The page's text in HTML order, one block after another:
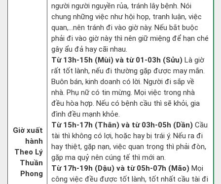
Giờ xuất
hành
Theo Lý
Thuần
Phong
người người nguyền rủa, tránh lây bệnh. Nói
chung những việc như hội họp, tranh luận, việc
quan,…nên tránh đi vào giờ này. Nếu bắt buộc
phải đi vào giờ này thì nên giữ miệng để hạn ché
gây ẩu đả hay cãi nhau.
Từ 13h-15h (Mùi) và từ 01-03h (Sửu) Là giờ
rất tốt lành, nếu đi thường gặp được may mắn.
Buôn bán, kinh doanh có lời. Người đi sắp về
nhà. Phụ nữ có tin mừng. Mọi việc trong nhà
đều hòa hợp. Nếu có bệnh cầu thì sẽ khỏi, gia
đình đều mạnh khỏe.
Từ 15h-17h (Thân) và từ 03h-05h (Dần) Cầu
tài thì không có lợi, hoặc hay bị trái ý. Nếu ra đi
hay thiệt, gặp nạn, việc quan trọng thì phải đòn,
gặp ma quỷ nên cúng tế thì mới an.
Từ 17h-19h (Dậu) và từ 05h-07h (Mão) Mọi
công việc đều được tốt lành, tốt nhất cầu tài đi